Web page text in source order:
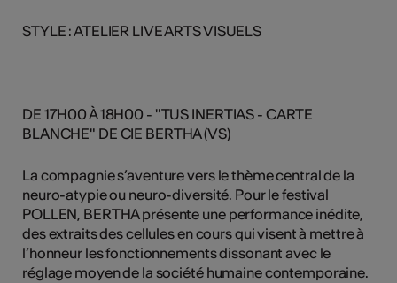
STYLE : ATELIER LIVE ARTS VISUELS
DE 17H00 À 18H00 - "TUS INERTIAS - CARTE
BLANCHE" DE CIE BERTHA (VS)
La compagnie s’aventure vers le thème central de la
neuro-atypie ou neuro-diversité. Pour le festival
POLLEN, BERTHA présente une performance inédite,
des extraits des cellules en cours qui visent à mettre à
l’honneur les fonctionnements dissonant avec le
réglage moyen de la société humaine contemporaine.